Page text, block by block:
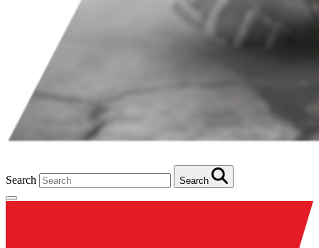
Search Search